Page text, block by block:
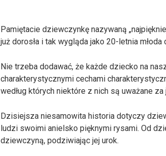
Pamiętacie dziewczynkę nazywaną
już dorosła i tak wygląda jako 20-letnia młoda
Nie trzeba dodawać, że każde dziecko na
charakterystycznymi cechami
według których niektóre z nich są uważane
Dzisiejsza niesamowita historia dotyczy
ludzi swoimi anielsko pięknymi rysami. Od
dziewczyną, podziwiając jej urok.